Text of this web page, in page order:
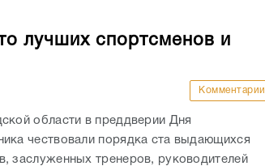
лучших спортсменов и
Комментарии
области в преддверии Дня
чествовали порядка ста выдающихся
заслуженных тренеров, руководителей